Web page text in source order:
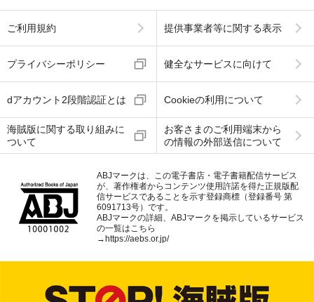
ご利用規約 提供事業者等に関する表示
プライバシーポリシー 健全なサービスに向けて
dアカウント2段階認証とは Cookieの利用について
海賊版に関する取り組みに
ついて
お客さまのご利用端末から
の情報の外部送信について
ABJマークは、この電子書店・電子書籍配信サービス
が、著作権者からコンテンツ使用許諾を得た正規版配
信サービスであることを示す登録商標（登録番号 第
6091713号）です。
ABJマークの詳細、ABJマークを掲示しているサービス
の一覧はこちら
→ https://aebs.or.jp/